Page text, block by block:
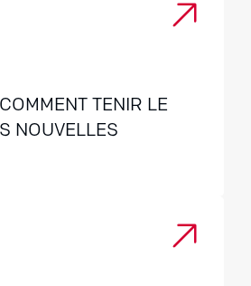
TENIR LE
NOUVELLES